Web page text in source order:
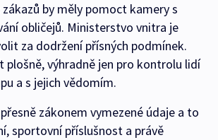
by měly pomoct kamery s
obličejů. Ministerstvo vnitra je
za dodržení přísných podmínek.
plošně, výhradně jen pro kontrolu lidí
a s jejich vědomím.
zákonem vymezené údaje a to
sportovní příslušnost a právě